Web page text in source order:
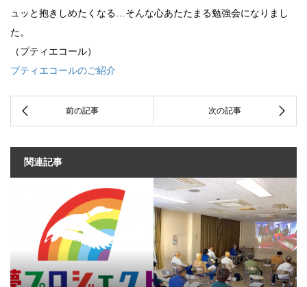
ュッと抱きしめたくなる…そんな心あたたまる勉強会になりまし
た。
（プティエコール）
プティエコールのご紹介
関連記事